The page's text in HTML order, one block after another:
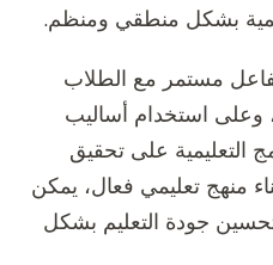
بشكل منطقي ومنظم.
مستمر مع الطلاب
وعلى استخدام أساليب
التعليمية على تحقيق
منهج تعليمي فعال، يمكن
جودة التعليم بشكل